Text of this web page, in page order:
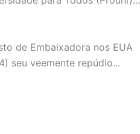
de Embaixadora nos EUA
seu veemente repúdio...